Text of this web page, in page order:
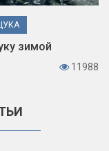
зимой
11988